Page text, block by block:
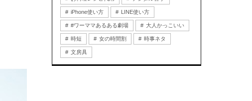
iPhone使い方 LINE使い方
#ワーママあるある劇場 大人かっこいい
時短 女の時間割 時事ネタ
文房具